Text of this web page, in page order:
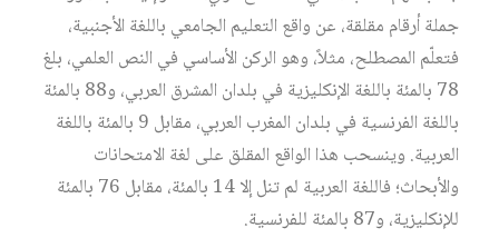
جملة أرقام مقلقة، عن واقع التعليم الجامعي باللغة الأجنبية،
فتعلّم المصطلح، مثلاً، وهو الركن الأساسي في النص العلمي، بلغ
78 بالمئة باللغة الإنكليزية في بلدان المشرق العربي، و88 بالمئة
باللغة الفرنسية في بلدان المغرب العربي، مقابل 9 بالمئة باللغة
العربية. وينسحب هذا الواقع المقلق على لغة الامتحانات
والأبحاث؛ فاللغة العربية لم تنل إلا 14 بالمئة، مقابل 76 بالمئة
للإنكليزية، و87 بالمئة للفرنسية.